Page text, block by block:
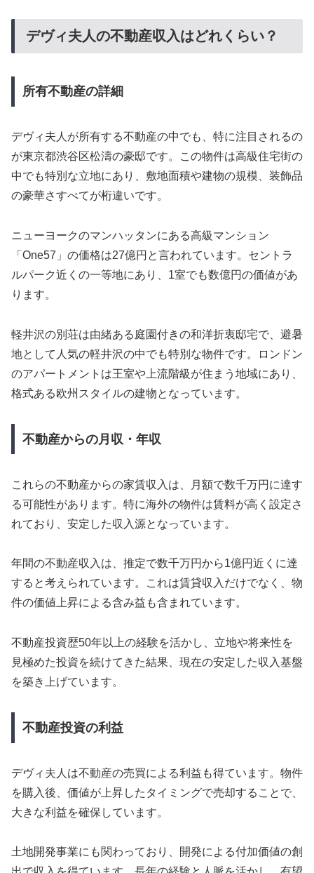
デヴィ夫人の不動産収入はどれくらい？
所有不動産の詳細
デヴィ夫人が所有する不動産の中でも、特に注目されるの
が東京都渋谷区松濤の豪邸です。この物件は高級住宅街の
中でも特別な立地にあり、敷地面積や建物の規模、装飾品
の豪華さすべてが桁違いです。
ニューヨークのマンハッタンにある高級マンション
「One57」の価格は27億円と言われています。セントラ
ルパーク近くの一等地にあり、1室でも数億円の価値があ
ります。
軽井沢の別荘は由緒ある庭園付きの和洋折衷邸宅で、避暑
地として人気の軽井沢の中でも特別な物件です。ロンドン
のアパートメントは王室や上流階級が住まう地域にあり、
格式ある欧州スタイルの建物となっています。
不動産からの月収・年収
これらの不動産からの家賃収入は、月額で数千万円に達す
る可能性があります。特に海外の物件は賃料が高く設定さ
れており、安定した収入源となっています。
年間の不動産収入は、推定で数千万円から1億円近くに達
すると考えられています。これは賃貸収入だけでなく、物
件の価値上昇による含み益も含まれています。
不動産投資歴50年以上の経験を活かし、立地や将来性を
見極めた投資を続けてきた結果、現在の安定した収入基盤
を築き上げています。
不動産投資の利益
デヴィ夫人は不動産の売買による利益も得ています。物件
を購入後、価値が上昇したタイミングで売却することで、
大きな利益を確保しています。
土地開発事業にも関わっており、開発による付加価値の創